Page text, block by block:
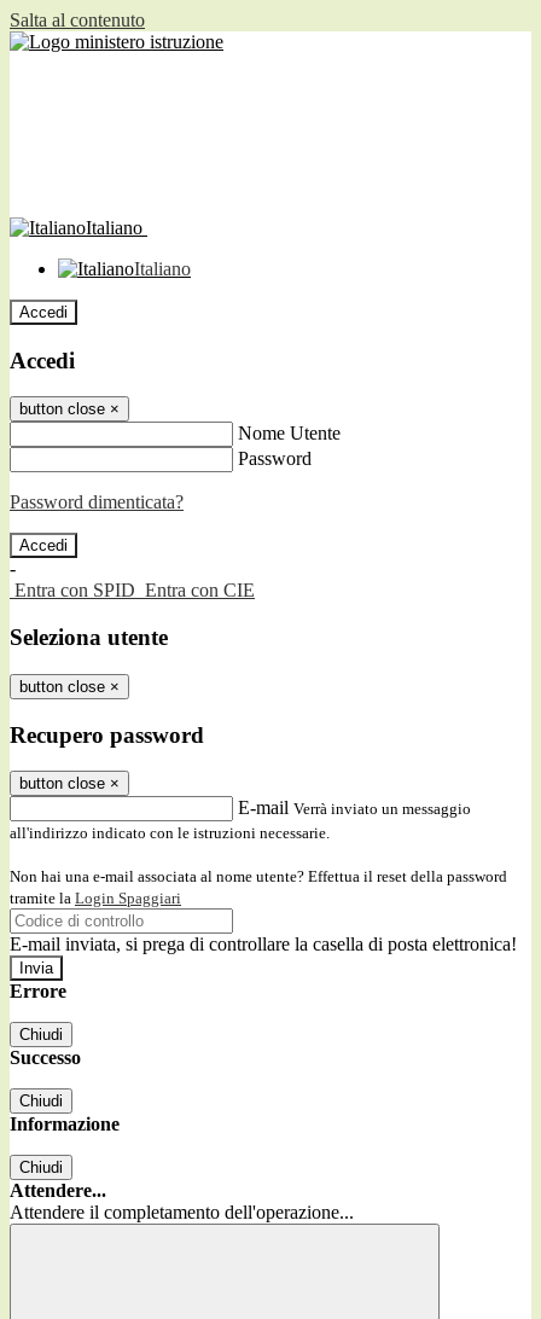
Salta al contenuto
Italiano
Italiano
Accedi
Accedi
button close ×
Nome Utente
Password
Password dimenticata?
-
Entra con SPID Entra con CIE
Seleziona utente
button close ×
Recupero password
button close ×
E-mail Verrà inviato un messaggio
all'indirizzo indicato con le istruzioni necessarie.
Non hai una e-mail associata al nome utente? Effettua il reset della password
tramite la Login Spaggiari
E-mail inviata, si prega di controllare la casella di posta elettronica!
Errore
Chiudi
Successo
Chiudi
Informazione
Chiudi
Attendere...
Attendere il completamento dell'operazione...